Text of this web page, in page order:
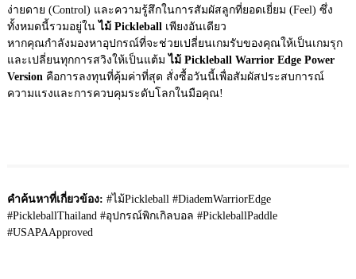
ง่ายดาย (Control) และความรู้สึกในการสัมผัสลูกที่ยอดเยี่ยม (Feel) ซึ่ง
ทั้งหมดนี้รวมอยู่ใน ไม้ Pickleball เพียงอันเดียว
หากคุณกำลังมองหาอุปกรณ์ที่จะช่วยเปลี่ยนเกมรับของคุณให้เป็นเกมรุก
และเปลี่ยนทุกการสวิงให้เป็นแต้ม ไม้ Pickleball Warrior Edge Power
Version คือการลงทุนที่คุ้มค่าที่สุด สั่งซื้อวันนี้เพื่อสัมผัสประสบการณ์
ความแรงและการควบคุมระดับโลกในมือคุณ!
คำค้นหาที่เกี่ยวข้อง: #ไม้Pickleball #DiademWarriorEdge
#PickleballThailand #อุปกรณ์พิกเกิลบอล #PickleballPaddle
#USAPAApproved